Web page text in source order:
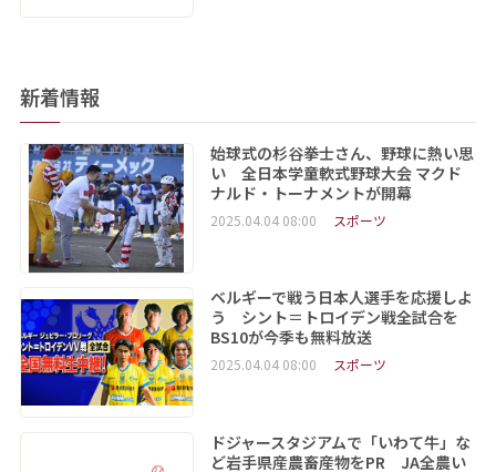
新着情報
始球式の杉谷拳士さん、野球に熱い思
い 全日本学童軟式野球大会 マクド
ナルド・トーナメントが開幕
2025.04.04 08:00 スポーツ
ベルギーで戦う日本人選手を応援しよ
う シント＝トロイデン戦全試合を
BS10が今季も無料放送
2025.04.04 08:00 スポーツ
ドジャースタジアムで「いわて牛」な
ど岩手県産農畜産物をPR JA全農い